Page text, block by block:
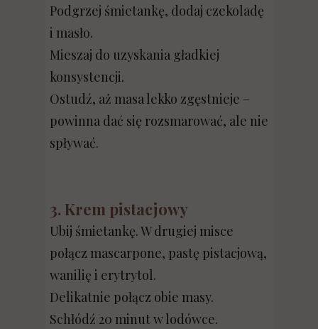
Podgrzej śmietankę, dodaj czekoladę
i masło.
Mieszaj do uzyskania gładkiej
konsystencji.
Ostudź, aż masa lekko zgęstnieje –
powinna dać się rozsmarować, ale nie
spływać.
3. Krem pistacjowy
Ubij śmietankę. W drugiej misce
połącz mascarpone, pastę pistacjową,
wanilię i erytrytol.
Delikatnie połącz obie masy.
Schłódź 20 minut w lodówce.